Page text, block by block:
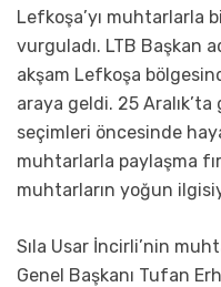
Lefkoşa’yı muhtarlarla
vurguladı. LTB Başkan
akşam Lefkoşa
araya geldi. 25
seçimleri öncesinde
muhtarlarla paylaşma
muhtarların yoğun
Sıla Usar İncirli’nin
Genel Başkanı Tufan